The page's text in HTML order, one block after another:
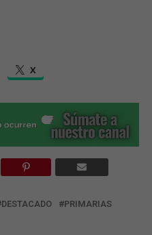
X
DESTACADO
PRIMARIAS